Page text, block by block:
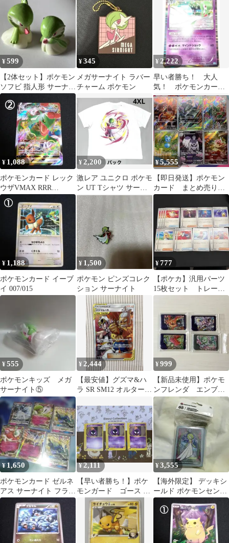
¥599
【2体セット】ポケモン
ソフビ 指人形 サーナイ
ト
¥345
メガサーナイト ラバー
チャーム ポケモン
¥ 2,222
早い者勝ち！ 大人
気！ ポケモンカー
ド サーナイト
BW3 レア ホイル
1st
¥ 1,088
ポケモンカード レック
ウザVMAX RRR
120/184
¥2,200
激レア ユニクロ ポケモ
ン UT Tシャツ サーナ
イト バックプリント
4XL
¥5,555
【即日発送】ポケモン
カード まとめ売り
おまけ付き
¥ 1,188
ポケモンカード イーブ
イ 007/015
¥ 1,500
ポケモン ピンズコレク
ション サーナイト
¥777
【ポケカ】汎用パーツ
15枚セット トレーナ
ーズ
¥555
ポケモンキッズ メガ
サーナイト⑤
¥2,444
【最安値】グズマ&ハ
ラ SR SM12 オルタージ
¥999
【新品未使用】ポケモ
ンフレンダ エンブオ
ー、メガニウム、パル
キア、サーナイト
¥ 1,650
ポケモンカード ゼルネ
アス サーナイト フラー
ジェス アローラキュ
ウコン
¥2,111
【早い者勝ち！】ポケ
モンガード ゴース ●
第1弾基本拡張パック
019/128
¥3,555
【海外限定】 デッキシ
ールド ポケモンセンタ
ー サーナイト ②